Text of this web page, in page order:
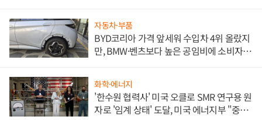
자동차·부품
BYD코리아 가격 앞세워 수입차 4위 올랐지
만, BMW·벤츠보다 높은 공임비에 소비자
화학·에너지
'한수원 협력사' 미국 오클로 SMR 연구용 원
자로 '임계 상태' 도달, 미국 에너지부 "중요